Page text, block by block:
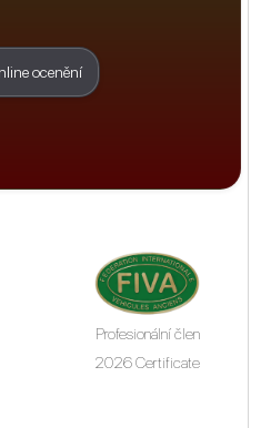
ocenění
Profesionální člen
2026 Certificate